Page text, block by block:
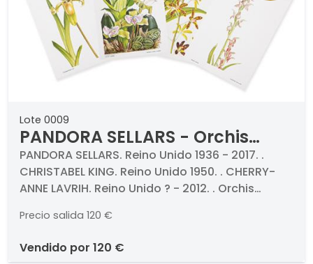
Lote 0009
PANDORA SELLARS - Orchis
sancta, Paphiopedilum exul,
Ansellia africana y Lycaste
candida
PANDORA SELLARS. Reino Unido 1936 - 2017. .
CHRISTABEL KING. Reino Unido 1950. . CHERRY-
ANNE LAVRIH. Reino Unido ? - 2012. . Orchis
Lycaste candida. Cuatro grabados
cromolitografiados (cuatro). Firmados,
titulados y numerados. Medidas 250 x 155 mm
Precio salida 120 €
vendido por 120 €